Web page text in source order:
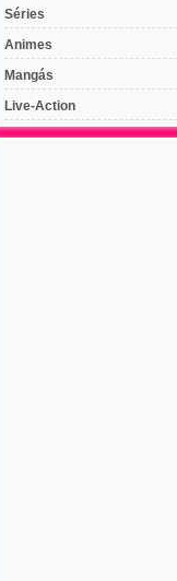
Séries
Animes
Mangás
Live-Action